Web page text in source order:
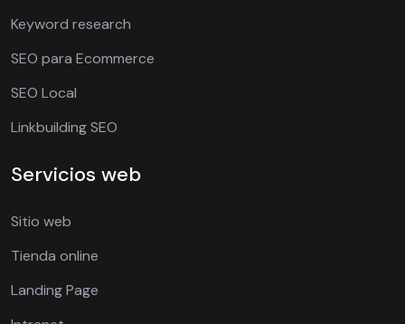
Keyword research
SEO para Ecommerce
SEO Local
Linkbuilding SEO
Servicios web
Sitio web
Tienda online
Landing Page